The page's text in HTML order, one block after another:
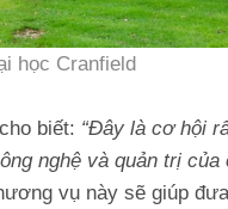
học Cranfield
biết: “Đây là cơ hội
nghệ và quản trị
vụ này sẽ giúp